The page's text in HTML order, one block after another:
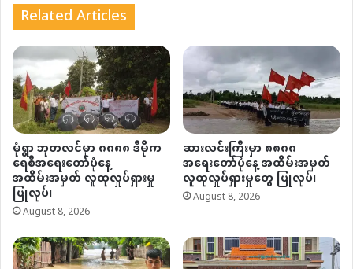
Related Articles
မုံရွာ ဘုတလင်မှာ ၈၈၈၈ ဒီမိုက
ရေစီအရေးတော်ပုံနေ့
အထိမ်းအမှတ် လူထုလှုပ်ရှားမှု
ပြုလုပ်၊
August 8, 2026
ဆားလင်းကြီးမှာ ၈၈၈၈
အရေးတော်ပုံနေ့ အထိမ်းအမှတ်
လူထုလှုပ်ရှားမှုတွေ ပြုလုပ်၊
August 8, 2026